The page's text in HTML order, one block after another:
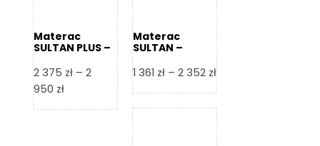
Materac
SULTAN PLUS –
2 375 zł – 2
950 złZakres
Materac
SULTAN –
1 361 zł – 2 352 złZakres
cen:
od
1
361 zł